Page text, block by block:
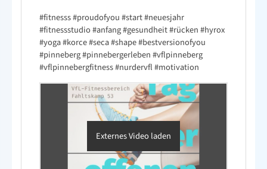
#fitnesss#proudofyou#start#neuesjahr
#fitnessstudio#anfang#gesundheit#rücken#hyrox
#yoga#korce#seca#shape#bestversionofyou
#pinneberg#pinnebergerleben#vflpinneberg
#vflpinnebergfitness#nurdervfl#motivation
Externes Video laden